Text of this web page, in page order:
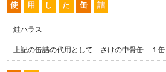
使 用 し た 缶 詰
鮭ハラス
上記の缶詰の代用として さけの中骨缶 １缶